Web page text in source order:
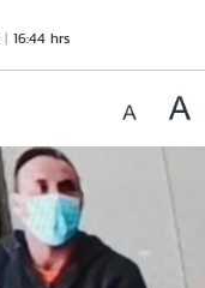
16:44 hrs